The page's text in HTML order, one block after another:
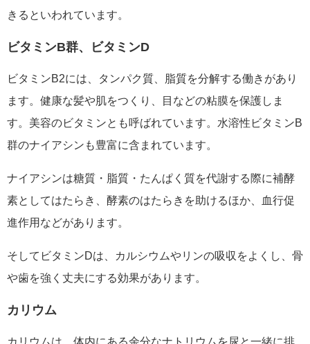
きるといわれています。
ビタミンB群、ビタミンD
ビタミンB2には、タンパク質、脂質を分解する働きがあり
ます。健康な髪や肌をつくり、目などの粘膜を保護しま
す。美容のビタミンとも呼ばれています。水溶性ビタミンB
群のナイアシンも豊富に含まれています。
ナイアシンは糖質・脂質・たんぱく質を代謝する際に補酵
素としてはたらき、酵素のはたらきを助けるほか、血行促
進作用などがあります。
そしてビタミンDは、カルシウムやリンの吸収をよくし、骨
や歯を強く丈夫にする効果があります。
カリウム
カリウムは、体内にある余分なナトリウムを尿と一緒に排